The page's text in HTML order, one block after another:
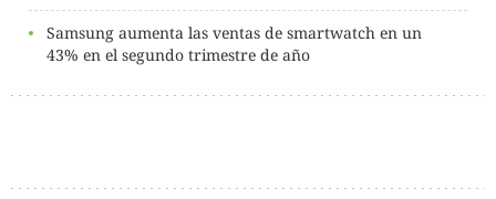
Samsung aumenta las ventas de smartwatch en un
43% en el segundo trimestre de año